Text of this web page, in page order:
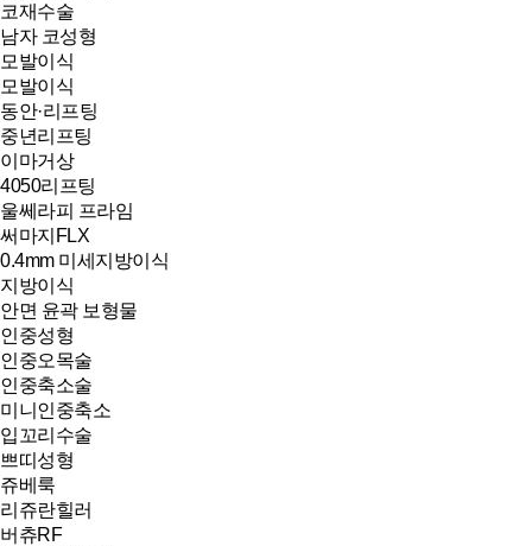
코재수술
남자 코성형
모발이식
모발이식
동안·리프팅
중년리프팅
이마거상
4050리프팅
울쎄라피 프라임
써마지FLX
0.4mm 미세지방이식
지방이식
안면 윤곽 보형물
인중성형
인중오목술
인중축소술
미니인중축소
입꼬리수술
쁘띠성형
쥬베룩
리쥬란힐러
버츄RF